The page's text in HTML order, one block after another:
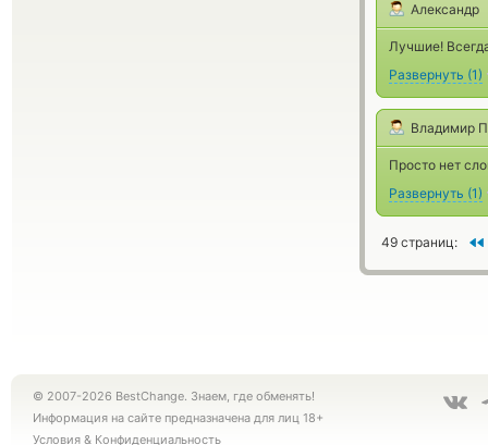
Александр
Лучшие!
Развернуть (1)
Владимир
Просто нет
Развернуть (1)
49 страниц:
© 2007-2026 BestChange. Знаем, где обменять!
Информация на сайте предназначена для лиц 18+
Условия & Конфиденциальность